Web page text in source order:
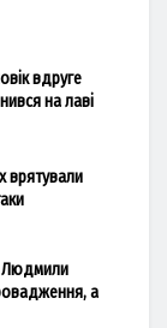
вдруге
на лаві
врятували
Людмили
а